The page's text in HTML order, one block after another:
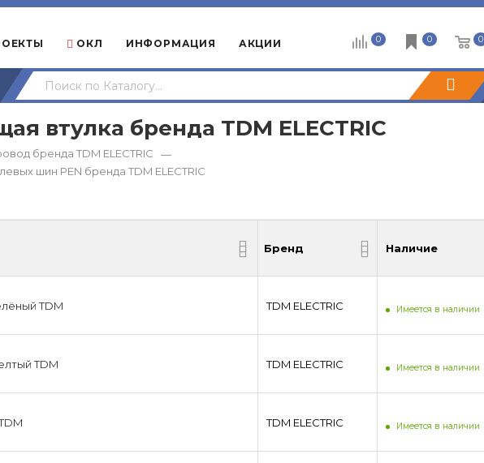
ОКЛ ИНФОРМАЦИЯ АКЦИИ 0 0 0
втулка бренда TDM ЕLECTRIC
бренда TDM ЕLECTRIC
—
шин PEN бренда TDM ЕLECTRIC
Бренд Наличие
Бренд Наличие
TDM TDM ЕLECTRIC Имеется в наличии
TDM TDM ЕLECTRIC Имеется в наличии
TDM ЕLECTRIC Имеется в наличии